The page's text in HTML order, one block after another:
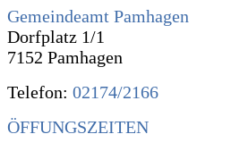
Gemeindeamt Pamhagen
Dorfplatz 1/1
7152 Pamhagen
Telefon: 02174/2166
ÖFFUNGSZEITEN